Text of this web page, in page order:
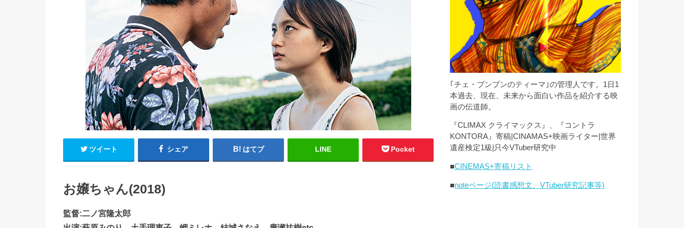
ツイート シェア はてブ LINE Pocket
お嬢ちゃん(2018)
監督:二ノ宮隆太郎
｢チェ・ブンブンのティーマ｣の管理人です。1日1
本過去、現在、未来から面白い作品を紹介する映
画の伝道師。
『CLIMAX クライマックス』、『コントラ
KONTORA』寄稿|CINAMAS+映画ライター|世界
遺産検定1級|只今VTuber研究中
■CINEMAS+寄稿リスト
■noteページ(読書感想文、VTuber研究記事等)